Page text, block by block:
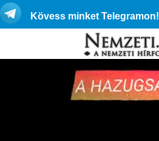
Kövess minket Telegramon!